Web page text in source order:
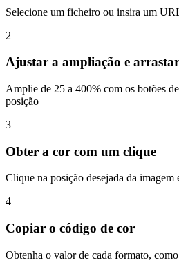
Selecione um ficheiro ou insira um
2
Ajustar a ampliação e arrastar
Amplie de 25 a 400% com os botões
posição
3
Obter a cor com um clique
Clique na posição desejada da imagem
4
Copiar o código de cor
Obtenha o valor de cada formato,